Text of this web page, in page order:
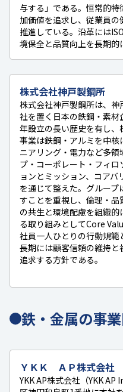
与する」である。恒常的
加価値を追求し、従業員
推進している。沿革には
境保全と品質向上を長期的
株式会社神戸製鋼所
株式会社神戸製鋼所は、
社を置く日本の鉄鋼・素
年設立の長い歴史を有し、
事業は鉄鋼・アルミを中
ニアリング・電力など多
プ・コーポレート・フィ
ョンとミッション、コア
を通じて整えた。グルー
すことを重視し、倫理・
の共生と環境配慮を組織
る取り組みとしてCore
社員一人ひとりの行動規範
長期には顧客信頼の維持
追求する方針である。
鉄・金属の事
ＹＫＫ ＡＰ株式会社
YKK AP株式会社（YKK